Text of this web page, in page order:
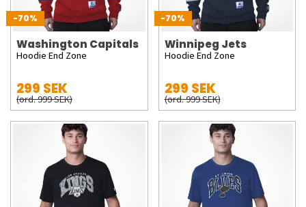
-70%
Washington Capitals
Hoodie End Zone
299 SEK
(ord. 999 SEK)
-70%
Winnipeg Jets
Hoodie End Zone
299 SEK
(ord. 999 SEK)